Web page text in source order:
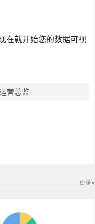
在就开始您的数据可视
营总监
更多»